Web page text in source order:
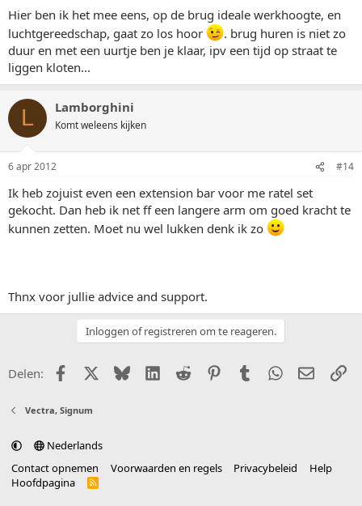
Hier ben ik het mee eens, op de brug ideale werkhoogte, en
luchtgereedschap, gaat zo los hoor
. brug huren is niet zo
duur en met een uurtje ben je klaar, ipv een tijd op straat te
liggen kloten...
L Lamborghini
Komt weleens kijken
6 apr 2012 #14
Ik heb zojuist even een extension bar voor me ratel set
gekocht. Dan heb ik net ff een langere arm om goed kracht te
kunnen zetten. Moet nu wel lukken denk ik zo
Thnx voor jullie advice and support.
Inloggen of registreren om te reageren.
Delen: FacebookX (Twitter)
BlueskyLinkedIn
Reddit PinterestTumblr WhatsApp
E-mail
Vectra, Signum
Nederlands
Contact opnemen
Voorwaarden en regels Privacybeleid
Help
Hoofdpagina
R